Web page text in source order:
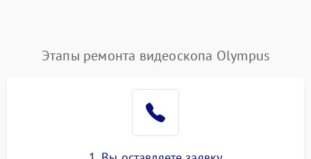
Этапы ремонта видеоскопа Olympus